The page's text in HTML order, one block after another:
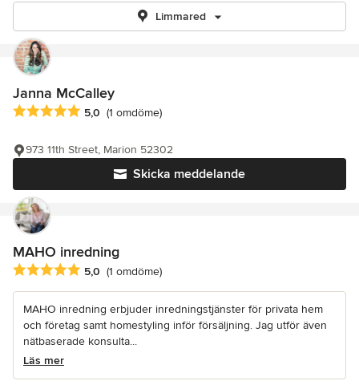
Limmared
Janna McCalley
Genomsnittligt omdöme: 5 av 5 stjärnor
5,0 (1 omdöme)
Skicka meddelande
973 11th Street, Marion 52302
MAHO inredning
Genomsnittligt omdöme: 5 av 5 stjärnor
5,0 (1 omdöme)
MAHO inredning erbjuder inredningstjänster för privata hem
och företag samt homestyling inför försäljning. Jag utför även
nätbaserade konsulta...
Läs mer